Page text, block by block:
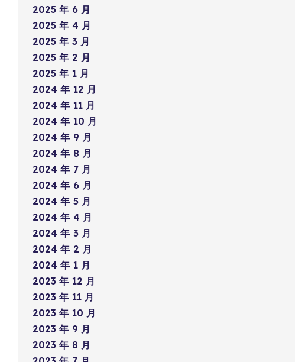
2025 年 6 月
2025 年 4 月
2025 年 3 月
2025 年 2 月
2025 年 1 月
2024 年 12 月
2024 年 11 月
2024 年 10 月
2024 年 9 月
2024 年 8 月
2024 年 7 月
2024 年 6 月
2024 年 5 月
2024 年 4 月
2024 年 3 月
2024 年 2 月
2024 年 1 月
2023 年 12 月
2023 年 11 月
2023 年 10 月
2023 年 9 月
2023 年 8 月